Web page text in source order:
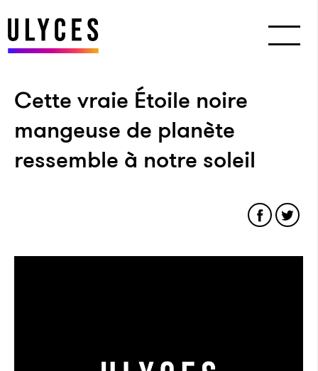
Cette vraie Étoile noire
mangeuse de planète
ressemble à notre soleil